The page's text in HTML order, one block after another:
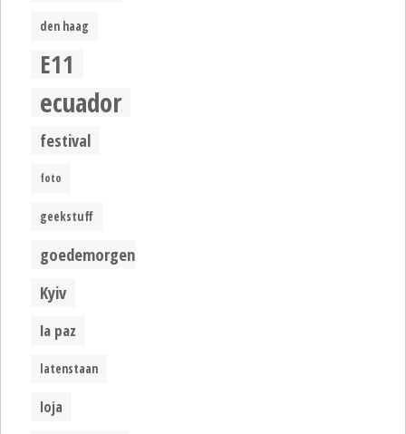
den haag
E11
ecuador
festival
foto
geekstuff
goedemorgen
Kyiv
la paz
latenstaan
loja